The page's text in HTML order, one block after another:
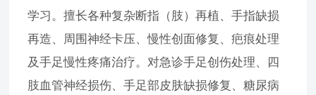
学习。擅长各种复杂断指（肢）再植、手指缺损
再造、周围神经卡压、慢性创面修复、疤痕处理
及手足慢性疼痛治疗。对急诊手足创伤处理、四
肢血管神经损伤、手足部皮肤缺损修复、糖尿病